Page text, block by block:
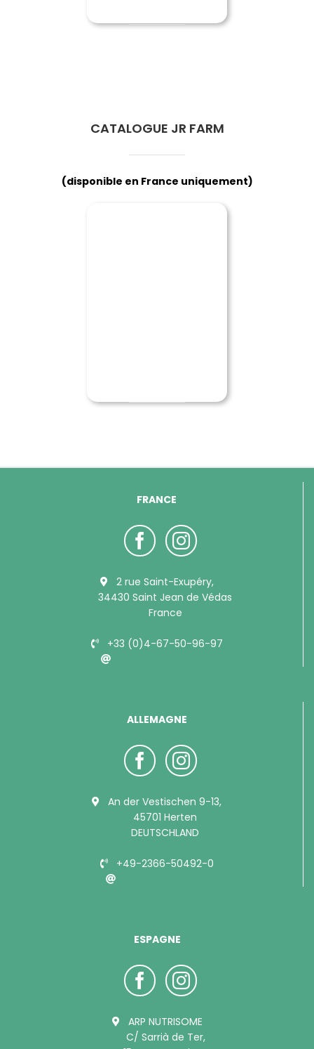
CATALOGUE JR FARM
(disponible en France uniquement)
FRANCE
2 rue Saint-Exupéry,
34430 Saint Jean de Védas
France
+33 (0)4-67-50-96-97
ALLEMAGNE
An der Vestischen 9-13,
45701 Herten
DEUTSCHLAND
+49-2366-50492-0
ESPAGNE
ARP NUTRISOME
C/ Sarrià de Ter,